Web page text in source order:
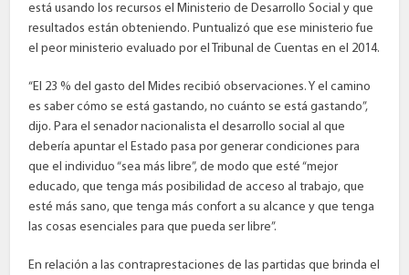
está usando los recursos el Ministerio de Desarrollo Social y que
resultados están obteniendo. Puntualizó que ese ministerio fue
el peor ministerio evaluado por el Tribunal de Cuentas en el 2014.
“El 23 % del gasto del Mides recibió observaciones. Y el camino
es saber cómo se está gastando, no cuánto se está gastando”,
dijo. Para el senador nacionalista el desarrollo social al que
debería apuntar el Estado pasa por generar condiciones para
que el individuo “sea más libre”, de modo que esté “mejor
educado, que tenga más posibilidad de acceso al trabajo, que
esté más sano, que tenga más confort a su alcance y que tenga
las cosas esenciales para que pueda ser libre”.
En relación a las contraprestaciones de las partidas que brinda el